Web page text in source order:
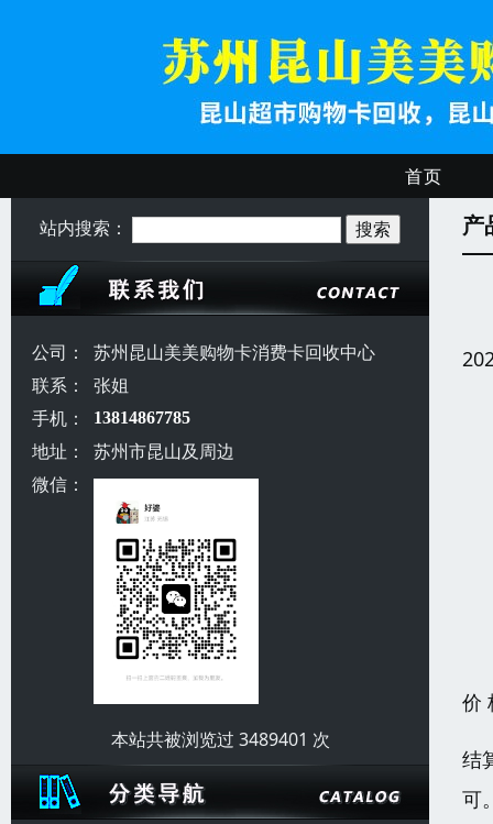
首页
站内搜索：
公司：
苏州昆山美美购物卡消费卡回收中心
联系：
张姐
手机：
13814867785
地址：
苏州市昆山及周边
微信：
本站共被浏览过 3489401 次
产
价
结
可